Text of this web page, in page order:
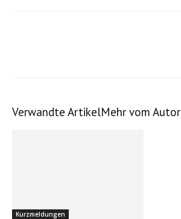
Verwandte ArtikelMehr vom Autor
Kurzmeldungen